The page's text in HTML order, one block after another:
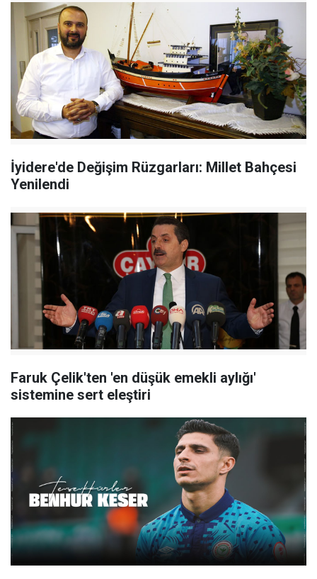
İyidere'de Değişim Rüzgarları: Millet Bahçesi
Yenilendi
Faruk Çelik'ten 'en düşük emekli aylığı'
sistemine sert eleştiri